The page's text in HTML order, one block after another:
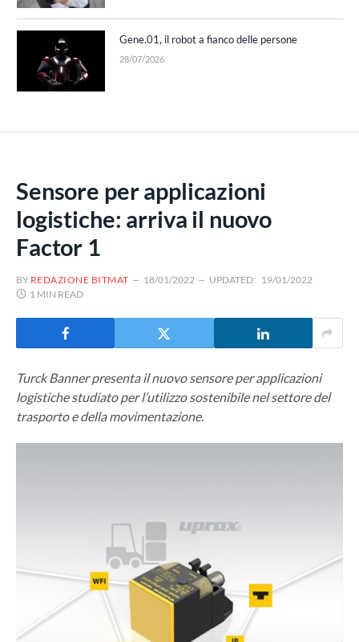
Gene.01, il robot a fianco delle persone
28/07/2026
Sensore per applicazioni
logistiche: arriva il nuovo
Factor 1
BY REDAZIONE BITMAT 18/01/2022 UPDATED: 19/01/2022
1 MIN READ
Turck Banner presenta il nuovo sensore per applicazioni
logistiche studiato per l’utilizzo sostenibile nel settore del
trasporto e della movimentazione.